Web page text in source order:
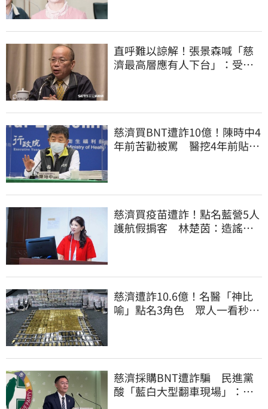
直呼難以諒解！張景森喊「慈
濟最高層應有人下台」：受害
慈濟買BNT遭詐10億！陳時中4
年前苦勸被罵 醫挖4年前貼
慈濟買疫苗遭詐！點名藍營5人
護航假掮客 林楚茵：造謠政
慈濟遭詐10.6億！名醫「神比
喻」點名3角色 眾人一看秒懂
慈濟採購BNT遭詐騙 民進黨
酸「藍白大型翻車現場」：應